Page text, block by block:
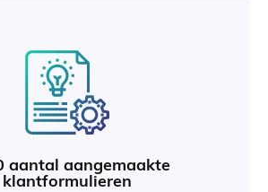
aantal aangemaakte
klantformulieren